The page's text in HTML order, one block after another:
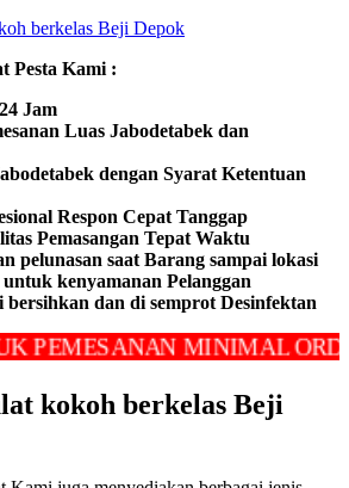
Pesta Kami :
Jam
Luas Jabodetabek dan
dengan Syarat Ketentuan
Respon Cepat Tanggap
Pemasangan Tepat Waktu
pelunasan saat Barang sampai lokasi
kenyamanan Pelanggan
bersihkan dan di semprot Desinfektan
MINIMAL ORDER
kokoh berkelas Beji